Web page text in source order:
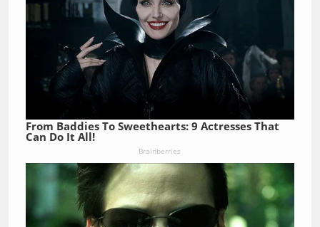
From Baddies To Sweethearts: 9 Actresses That
Can Do It All!
Brainberries